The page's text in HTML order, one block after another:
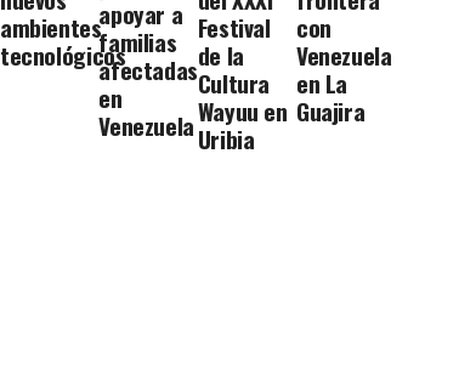
ambientes
tecnológicos
apoyar a
familias
afectadas
en
Venezuela
Festival
de la
Cultura
Wayuu en
Uribia
con
Venezuela
en La
Guajira